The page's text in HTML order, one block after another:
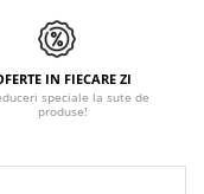
IN FIECARE ZI
speciale la sute de
produse!